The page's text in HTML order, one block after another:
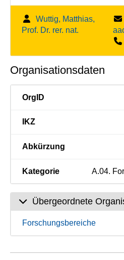
Wuttig, Matthias,
Prof. Dr. rer. nat.
Organisationsdaten
OrgID
IKZ
Abkürzung
Kategorie A.04.
Übergeordnete
Forschungsbereiche